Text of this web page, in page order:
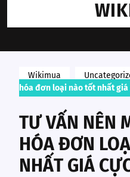
content
Wikimua
hóa đơn loại nào tốt nhất
TƯ VẤN NÊN
HÓA ĐƠN
NHẤT GIÁ